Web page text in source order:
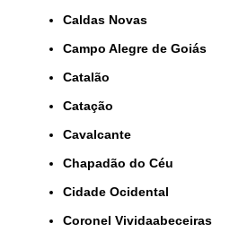
Caldas Novas
Campo Alegre de Goiás
Catalão
Catação
Cavalcante
Chapadão do Céu
Cidade Ocidental
Coronel Vividaabeceiras